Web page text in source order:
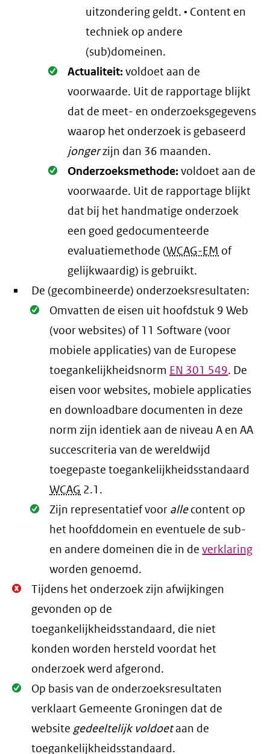
uitzondering geldt. • Content en
techniek op andere
(sub)domeinen.
Oké.
Actualiteit:voldoet aan de
voorwaarde. Uit de rapportage blijkt
dat de meet- en onderzoeksgegevens
waarop het onderzoek is gebaseerd
jongerzijn dan 36 maanden.
Oké.
Onderzoeksmethode:voldoet aan de
voorwaarde. Uit de rapportage blijkt
dat bij het handmatige onderzoek
een goed gedocumenteerde
evaluatiemethode (WCAG-EM of
gelijkwaardig) is gebruikt.
De (gecombineerde) onderzoeksresultaten:
Oké.
Omvatten de eisen uit hoofdstuk 9 Web
(voor websites) of 11 Software (voor
mobiele applicaties) van de Europese
toegankelijkheidsnorm EN 301 549. De
eisen voor websites, mobiele applicaties
en downloadbare documenten in deze
norm zijn identiek aan de niveau A en AA
succescriteria van de wereldwijd
toegepaste toegankelijkheidsstandaard
WCAG 2.1 .
Oké.
Zijn representatief voor allecontent op
het hoofddomein en eventuele de sub-
en andere domeinen die in deverklaring
worden genoemd.
Niet
Oké.
Tijdens het onderzoek zijn afwijkingen
gevonden op de
toegankelijkheidsstandaard, die niet
konden worden hersteld voordat het
onderzoek werd afgerond.
Oké.
Op basis van de onderzoeksresultaten
verklaart Gemeente Groningen dat de
websitegedeeltelijk voldoetaan de
toegankelijkheidsstandaard.